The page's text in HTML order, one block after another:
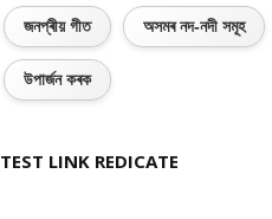
জনপ্ৰীয় গীত অসমৰ নদ-নদী সমূহ
উপাৰ্জন কৰক
TEST LINK REDICATE